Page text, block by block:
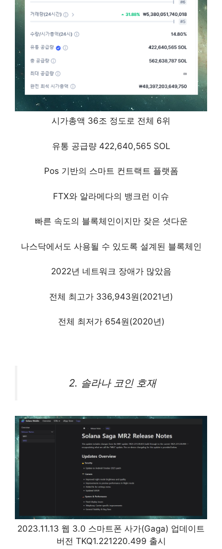
시가총액 36조 정도로 전체 6위
유통 공급량 422,640,565 SOL
Pos 기반의 스마트 컨트랙트 플랫폼
FTX와 알라메다의 뱅크런 이슈
빠른 속도의 블록체인이지만 잦은 셧다운
나스닥에서도 사용될 수 있도록 설계된 블록체인
2022년 네트워크 장애가 많았음
전체 최고가 336,943원(2021년)
전체 최저가 654원(2020년)
2. 솔라나 코인 호재
2023.11.13 웹 3.0 스마트폰 사가(Gaga) 업데이트
버전 TKQ1.221220.499 출시